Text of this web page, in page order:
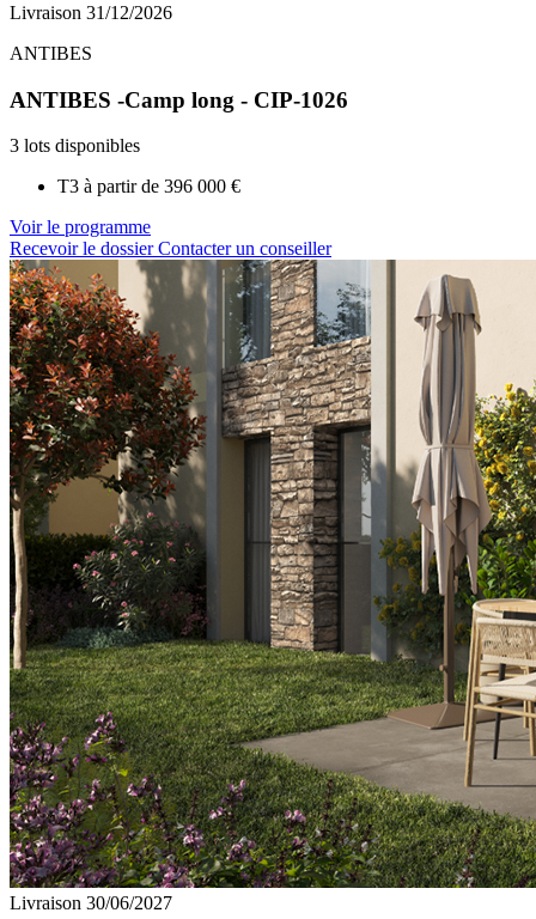
Livraison 31/12/2026
ANTIBES
ANTIBES -Camp long - CIP-1026
3 lots disponibles
T3 à partir de 396 000 €
Voir le programme
Recevoir le dossierContacter un conseiller
Livraison 30/06/2027